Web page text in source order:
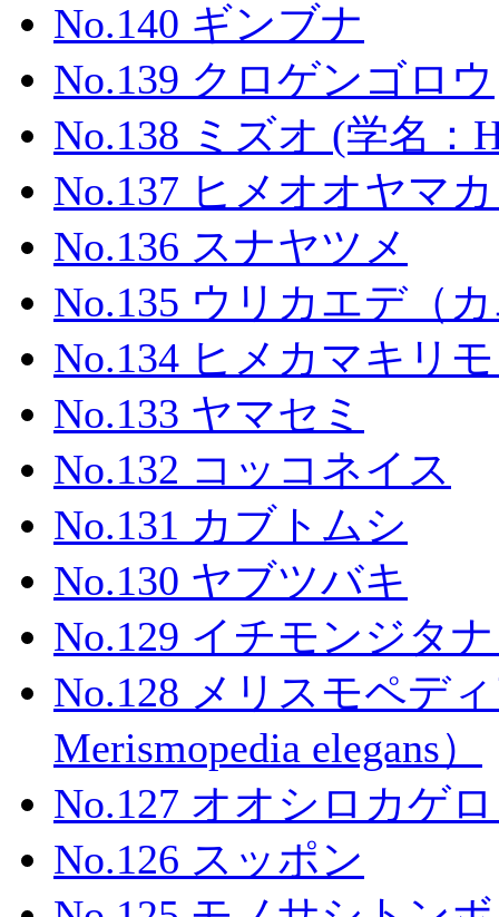
No.140 ギンブナ
No.139 クロゲンゴロウ
No.138 ミズオ (学名：
No.137 ヒメオオヤマ
No.136 スナヤツメ
No.135 ウリカエデ（
No.134 ヒメカマキリ
No.133 ヤマセミ
No.132 コッコネイス
No.131 カブトムシ
No.130 ヤブツバキ
No.129 イチモンジタ
No.128 メリスモペデ
Merismopedia elegans）
No.127 オオシロカゲ
No.126 スッポン